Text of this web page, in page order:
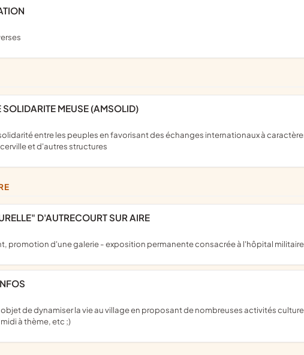
SOLIDARITE MEUSE (AMSOLID)
et d'autres structures
D'AUTRECOURT SUR AIRE
promotion d'une galerie - exposition permanente consacrée à l'hôpital
à thème, etc ;)